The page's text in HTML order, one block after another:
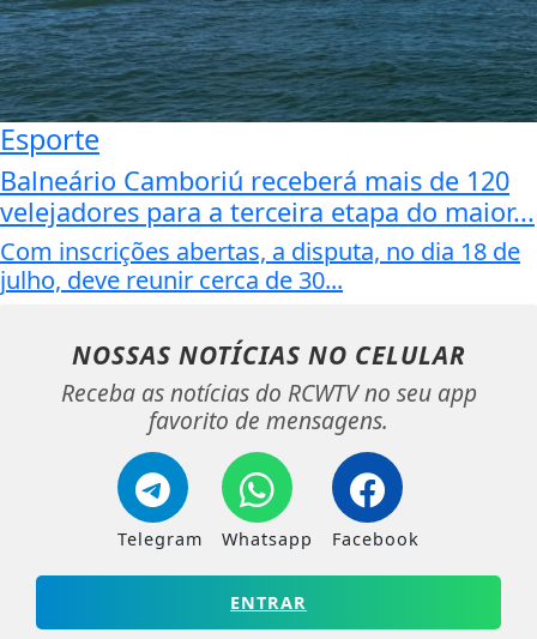
Esporte
Balneário Camboriú receberá mais de 120
velejadores para a terceira etapa do maior...
Com inscrições abertas, a disputa, no dia 18 de
julho, deve reunir cerca de 30...
NOSSAS NOTÍCIAS NO CELULAR
Receba as notícias do RCWTV no seu app
favorito de mensagens.
Telegram Whatsapp Facebook
ENTRAR